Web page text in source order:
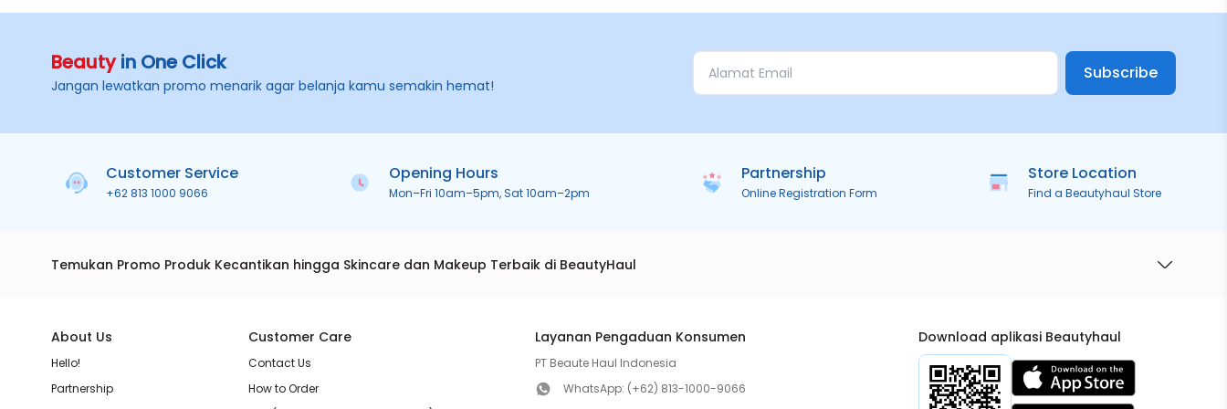
Beautyin One Click
Jangan lewatkan promo menarik agar belanja kamu semakin hemat!
Subscribe
Customer Service
+62 813 1000 9066
Opening Hours
Mon–Fri 10am–5pm, Sat 10am–2pm
Partnership
Online Registration Form
Store Location
Find a Beautyhaul Store
Temukan Promo Produk Kecantikan hingga Skincare dan Makeup Terbaik di BeautyHaul
About Us
Hello!
Partnership
Customer Care
Contact Us
How to Order
Layanan Pengaduan Konsumen
PT Beaute Haul Indonesia
WhatsApp: (+62) 813-1000-9066
Download aplikasi Beautyhaul